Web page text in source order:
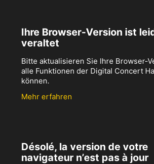
Ihre Browser-Version ist
veraltet
Bitte aktualisieren Sie Ihre Browser-
alle Funktionen der Digital Concert
können.
Mehr erfahren
Désolé, la version de votre
navigateur n’est pas à jour